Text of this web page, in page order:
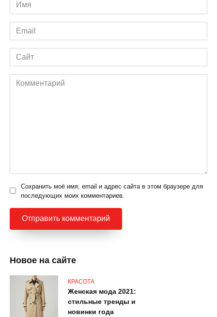
*
Email
*
Сайт
Комментарий
Сохранить моё имя, email и адрес сайта в этом браузере для
последующих моих комментариев.
Новое на сайте
КРАСОТА
Женская мода 2021:
стильные тренды и
новинки года